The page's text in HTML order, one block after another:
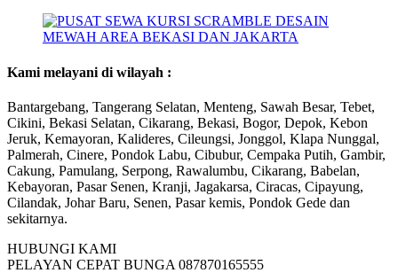
Kami melayani di wilayah :
Bantargebang, Tangerang Selatan, Menteng, Sawah Besar, Tebet,
Cikini, Bekasi Selatan, Cikarang, Bekasi, Bogor, Depok, Kebon
Jeruk, Kemayoran, Kalideres, Cileungsi, Jonggol, Klapa Nunggal,
Palmerah, Cinere, Pondok Labu, Cibubur, Cempaka Putih, Gambir,
Cakung, Pamulang, Serpong, Rawalumbu, Cikarang, Babelan,
Kebayoran, Pasar Senen, Kranji, Jagakarsa, Ciracas, Cipayung,
Cilandak, Johar Baru, Senen, Pasar kemis, Pondok Gede dan
sekitarnya.
HUBUNGI KAMI
PELAYAN CEPAT BUNGA 087870165555